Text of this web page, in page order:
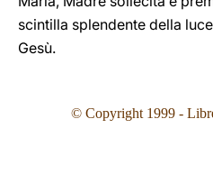
scintilla splendente della
Gesù.
© Copyright 1999 -